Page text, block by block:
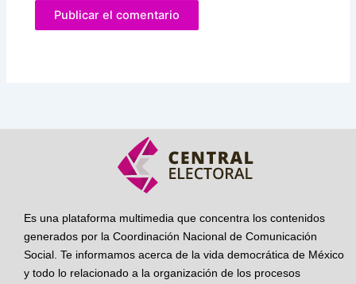
Es una plataforma multimedia que concentra los contenidos
generados por la Coordinación Nacional de Comunicación
Social. Te informamos acerca de la vida democrática de México
y todo lo relacionado a la organización de los procesos